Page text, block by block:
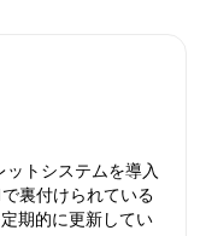
トシステムを導入
裏付けられている
期的に更新してい